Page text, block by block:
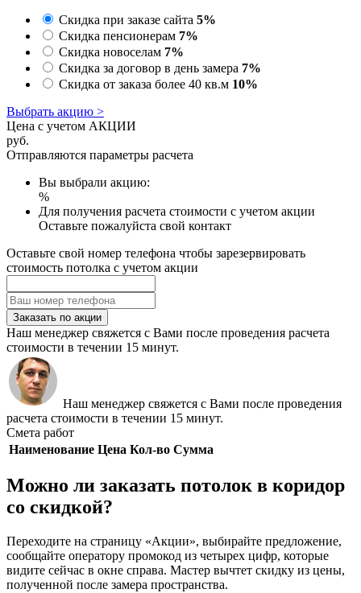
Скидка при заказе сайта 5%
Скидка пенсионерам 7%
Скидка новоселам 7%
Скидка за договор в день замера 7%
Скидка от заказа более 40 кв.м 10%
Выбрать акцию >
Цена с учетом АКЦИИ
руб.
Отправляются параметры расчета
Вы выбрали акцию:
%
Для получения расчета стоимости с учетом акции
Оставьте пожалуйста свой контакт
Оставьте свой номер телефона чтобы зарезервировать
стоимость потолка с учетом акции
Заказать по акции
Наш менеджер свяжется с Вами после проведения расчета
стоимости в течении 15 минут.
Наш менеджер свяжется с Вами после проведения
расчета стоимости в течении 15 минут.
Смета работ
Наименование Цена Кол-во Сумма
Можно ли заказать потолок в коридор
со скидкой?
Переходите на страницу «Акции», выбирайте предложение,
сообщайте оператору промокод из четырех цифр, которые
видите сейчас в окне справа. Мастер вычтет скидку из цены,
полученной после замера пространства.